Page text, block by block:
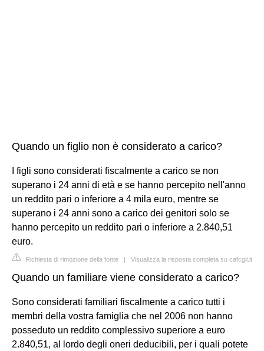
Quando un figlio non è considerato a carico?
I figli sono considerati fiscalmente a carico se non
superano i 24 anni di età e se hanno percepito nell'anno
un reddito pari o inferiore a 4 mila euro, mentre se
superano i 24 anni sono a carico dei genitori solo se
hanno percepito un reddito pari o inferiore a 2.840,51
euro.
Richiesta di rimozione della fonte | Visualizza la risposta completa su cafcgil.it
Quando un familiare viene considerato a carico?
Sono considerati familiari fiscalmente a carico tutti i
membri della vostra famiglia che nel 2006 non hanno
posseduto un reddito complessivo superiore a euro
2.840,51, al lordo degli oneri deducibili, per i quali potete